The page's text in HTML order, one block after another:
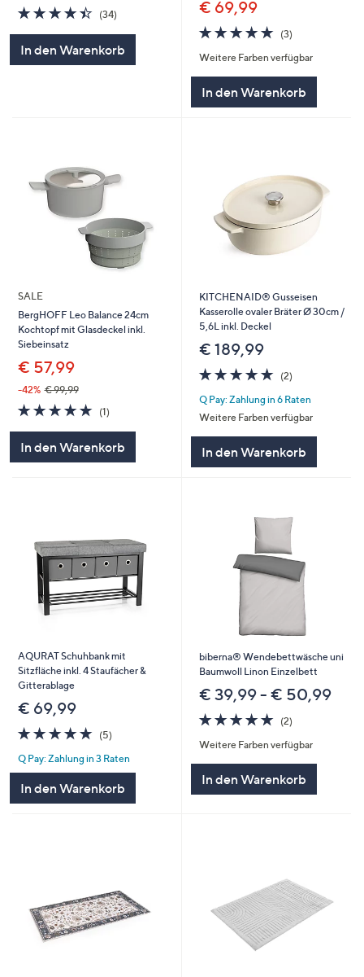
4.4
von
(34)
In den Warenkorb
€ 69,99
5.0
von
5
(3)
Weitere Farben verfügbar
In den Warenkorb
SALE
BergHOFF Leo Balance 24cm
Kochtopf mit Glasdeckel inkl.
Siebeinsatz
€ 57,99
-42% € 99,99
5.0
von
(1)
In den Warenkorb
KITCHENAID® Gusseisen
Kasserolle ovaler Bräter Ø 30cm /
5,6L inkl. Deckel
€ 189,99
5.0
von
5
(2)
Q Pay: Zahlung in 6 Raten
Weitere Farben verfügbar
In den Warenkorb
AQURAT Schuhbank mit
Sitzfläche inkl. 4 Staufächer &
Gitterablage
€ 69,99
5.0
von
5
(5)
Q Pay: Zahlung in 3 Raten
In den Warenkorb
biberna® Wendebettwäsche uni
Baumwoll Linon Einzelbett
€ 39,99 - € 50,99
5.0
von
5
(2)
Weitere Farben verfügbar
In den Warenkorb